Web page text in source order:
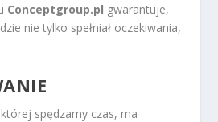
Conceptgroup.pl gwarantuje,
nie tylko spełniał oczekiwania,
spędzamy czas, ma